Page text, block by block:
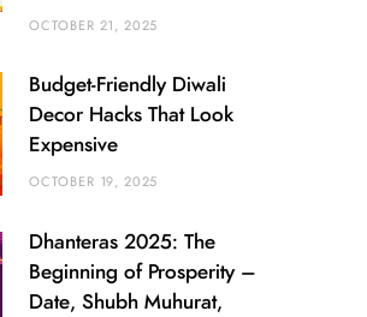
OCTOBER 21, 2025
Budget-Friendly Diwali
Decor Hacks That Look
Expensive
OCTOBER 19, 2025
Dhanteras 2025: The
Beginning of Prosperity –
Date, Shubh Muhurat,